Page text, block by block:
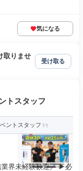
気になる
取りませ
受け取る
トスタッフ
ントスタッフ
業界未経験歓迎／ ▶必